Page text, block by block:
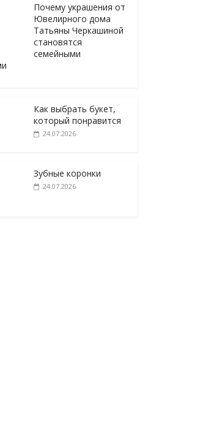
Почему украшения от
Ювелирного дома
Татьяны Черкашиной
становятся
семейными
Как выбрать букет,
который понравится
24.07.2026
Зубные коронки
24.07.2026